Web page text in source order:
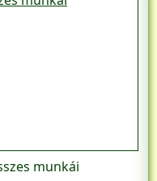
munkái